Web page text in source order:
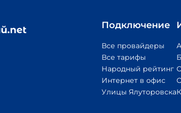
Подключение
Все провайдеры
Все тарифы
Народный рейтинг
Интернет в офис
Улицы Ялуторовска